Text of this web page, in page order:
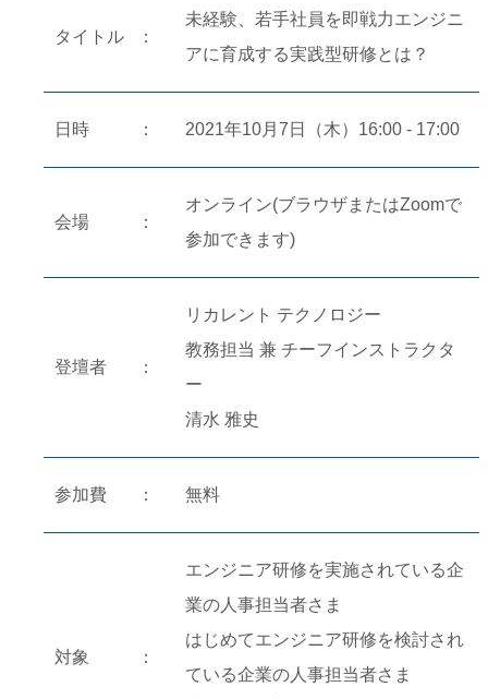
タイトル
未経験、若手社員を即戦力エンジニ
アに育成する実践型研修とは？
日時 2021年10月7日（木）16:00 - 17:00
会場
オンライン(ブラウザまたはZoomで
参加できます)
登壇者
リカレント テクノロジー
教務担当 兼 チーフインストラクタ
ー
清水 雅史
参加費 無料
対象
エンジニア研修を実施されている企
業の人事担当者さま
はじめてエンジニア研修を検討され
ている企業の人事担当者さま